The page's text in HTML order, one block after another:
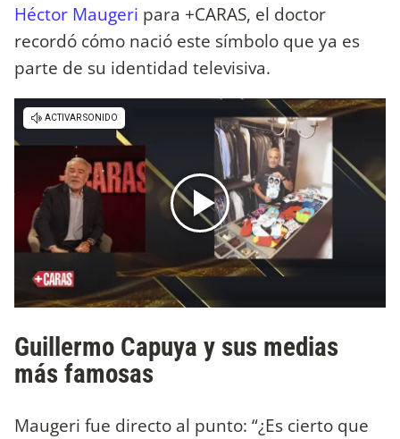
Héctor Maugeri para +CARAS, el doctor
recordó cómo nació este símbolo que ya es
parte de su identidad televisiva.
Guillermo Capuya y sus medias
más famosas
Maugeri fue directo al punto: “¿Es cierto que